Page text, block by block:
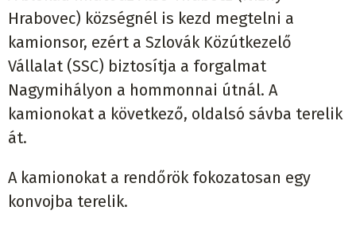
Hrabovec) községnél is kezd megtelni a
kamionsor, ezért a Szlovák Közútkezelő
Vállalat (SSC) biztosítja a forgalmat
Nagymihályon a hommonnai útnál. A
kamionokat a következő, oldalsó sávba terelik
át.
A kamionokat a rendőrök fokozatosan egy
konvojba terelik.